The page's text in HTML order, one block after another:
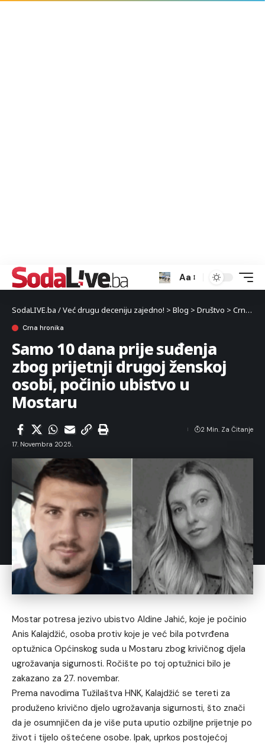
Aa
SodaLIVE.ba / Već drugu deceniju zajedno! > Blog > Društvo > Crna hronika
Crna hronika
Samo 10 dana prije suđenja
zbog prijetnji drugoj ženskoj
osobi, počinio ubistvo u
Mostaru
17. Novembra 2025.
2 Min. Za Čitanje
Mostar potresa jezivo ubistvo Aldine Jahić, koje je počinio
Anis Kalajdžić, osoba protiv koje je već bila potvrđena
optužnica Općinskog suda u Mostaru zbog krivičnog djela
ugrožavanja sigurnosti. Ročište po toj optužnici bilo je
zakazano za 27. novembar.
Prema navodima Tužilaštva HNK, Kalajdžić se tereti za
produženo krivično djelo ugrožavanja sigurnosti, što znači
da je osumnjičen da je više puta uputio ozbiljne prijetnje po
život i tijelo oštećene osobe. Ipak, uprkos postojećoj